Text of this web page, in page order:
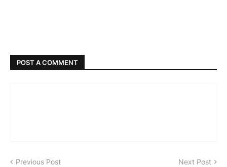
POST A COMMENT
Previous Post Next Post